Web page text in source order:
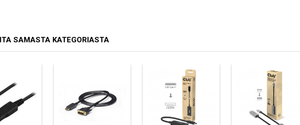
SAMASTA KATEGORIASTA